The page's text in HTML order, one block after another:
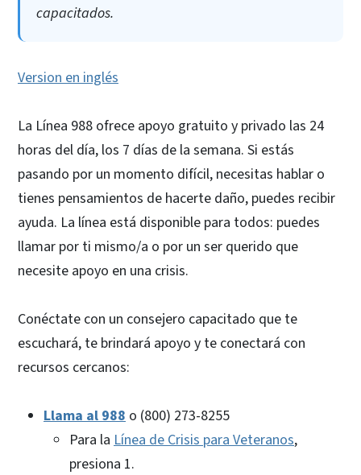
capacitados.
Version en inglés
La Línea 988 ofrece apoyo gratuito y privado las 24
horas del día, los 7 días de la semana. Si estás
pasando por un momento difícil, necesitas hablar o
tienes pensamientos de hacerte daño, puedes recibir
ayuda. La línea está disponible para todos: puedes
llamar por ti mismo/a o por un ser querido que
necesite apoyo en una crisis.
Conéctate con un consejero capacitado que te
escuchará, te brindará apoyo y te conectará con
recursos cercanos:
Llama al 988 o (800) 273-8255
Para la Línea de Crisis para Veteranos,
presiona 1.